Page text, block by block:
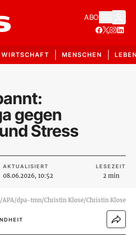
ABO
WIRTSCHAFT MENSCHEN
gegen
Stress
AKTUALISIERT
08.06.2026, 10:52
LESEZEIT
2 min
APA/dpa-tmn/Christin Klose/Christin Klose